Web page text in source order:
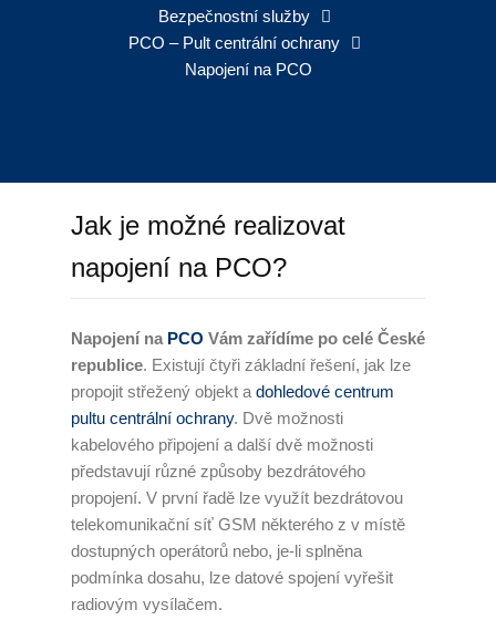
Recepční služby
Úklid kanceláří
Generální úklid
Velkoplošný denní úklid
PCO – Pult centrální ochrany
Napojení na PCO
Služby po napojení
Náhradní plnění
Náhradní plnění 2025
Kalkulátor náhradního plnění
Bezpečnostní služby
PCO – Pult centrální ochrany
Napojení na PCO
Jak je možné realizovat
napojení na PCO?
Napojení na PCO Vám zařídíme po celé České
republice. Existují čtyři základní řešení, jak lze
propojit střežený objekt a dohledové centrum
pultu centrální ochrany. Dvě možnosti
kabelového připojení a další dvě možnosti
představují různé způsoby bezdrátového
propojení. V první řadě lze využít bezdrátovou
telekomunikační síť GSM některého z v místě
dostupných operátorů nebo, je-li splněna
podmínka dosahu, lze datové spojení vyřešit
radiovým vysílačem.